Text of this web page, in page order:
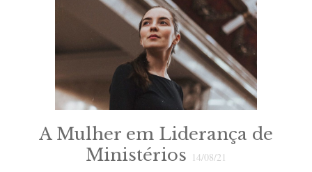
Carrinho Login
BLOG
SOBRE
FRUTÍFERAS
A Mulher em Liderança de
Ministérios 14/08/21